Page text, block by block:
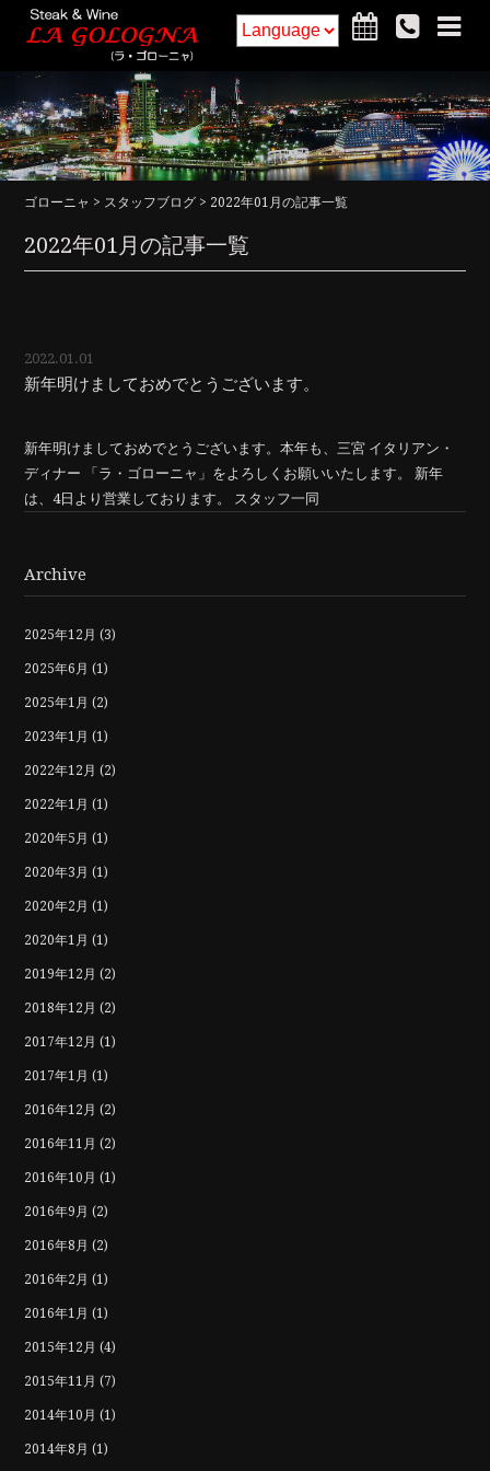
ホーム フードメニュー
ドリンクメニュー インテリア
ご予約 求人
ゴローニャ > スタッフブログ > 2022年01月の記事一覧
2022年01月の記事一覧
2022.01.01
新年明けましておめでとうございます。
新年明けましておめでとうございます。本年も、三宮 イタリアン・
ディナー 「ラ・ゴローニャ」をよろしくお願いいたします。 新年
は、4日より営業しております。 スタッフ一同
Archive
2025年12月 (3)
2025年6月 (1)
2025年1月 (2)
2023年1月 (1)
2022年12月 (2)
2022年1月 (1)
2020年5月 (1)
2020年3月 (1)
2020年2月 (1)
2020年1月 (1)
2019年12月 (2)
2018年12月 (2)
2017年12月 (1)
2017年1月 (1)
2016年12月 (2)
2016年11月 (2)
2016年10月 (1)
2016年9月 (2)
2016年8月 (2)
2016年2月 (1)
2016年1月 (1)
2015年12月 (4)
2015年11月 (7)
2014年10月 (1)
2014年8月 (1)